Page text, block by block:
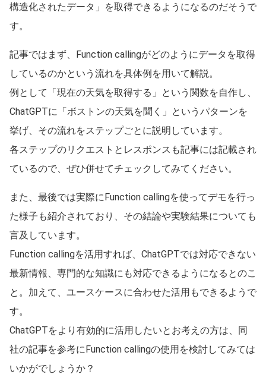
構造化されたデータ」を取得できるようになるのだそうで
す。
記事ではまず、Function callingがどのようにデータを取得
しているのかという流れを具体例を用いて解説。
例として「現在の天気を取得する」という関数を自作し、
ChatGPTに「ボストンの天気を聞く」というパターンを
挙げ、その流れをステップごとに説明しています。
各ステップのリクエストとレスポンスも記事には記載され
ているので、ぜひ併せてチェックしてみてください。
また、最後では実際にFunction callingを使ってデモを行っ
た様子も紹介されており、その結論や実験結果についても
言及しています。
Function callingを活用すれば、ChatGPTでは対応できない
最新情報、専門的な知識にも対応できるようになるとのこ
と。加えて、ユースケースに合わせた活用もできるようで
す。
ChatGPTをより有効的に活用したいとお考えの方は、同
社の記事を参考にFunction callingの使用を検討してみては
いかがでしょうか？